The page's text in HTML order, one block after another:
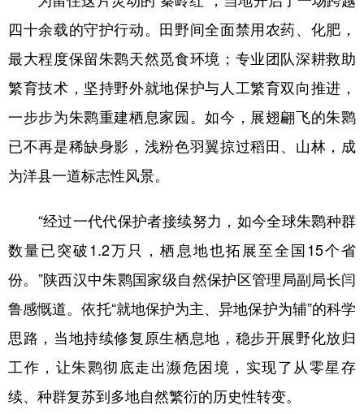
四十余载的守护行动。田野间全面禁用农药、化肥，
最大程度保留朱鹮天然觅食环境；专业团队深耕救助
繁育技术，坚持野外就地保护与人工繁育双向推进，
一步步为朱鹮重建栖息家园。如今，展翅翩飞的朱鹮
已不再是稀缺身影，浅粉色羽翼掠过稻田、山林，成
为洋县一道标志性风景。
“经过一代代保护者接续努力，如今全球朱鹮种群
数量已突破1.2万只，栖息地也拓展至全国15个省
份。”陕西汉中朱鹮国家级自然保护区管理局副局长闫
鲁感慨道。依托“就地保护为主、异地保护为辅”的科学
思路，当地持续修复原生栖息地，稳步开展野化放归
工作，让朱鹮彻底走出濒危困境，实现了从零星存
续、种群复苏到多地自然繁衍的历史性转变。